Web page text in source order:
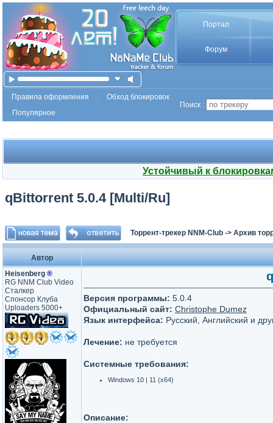
Портал
Форум
Правила оформления
Обход блокировок
Популярное
Поиск :
Устойчивый к
qBittorrent 5.0.4 [Multi/Ru]
Торрент-трекер NNM-Club -> Архив
Автор
Heisenberg ®
RG NNM Club Video
Сталкер
Спонсор Клуба
Uploaders 5000+
Версия программы: 5.0.4
Официальный сайт: Christophe Dumez
Язык интерфейса: Русский, Английский и
Лечение: не требуется
Системные требования:
Windows 10 | 11 (x64)
Описание: